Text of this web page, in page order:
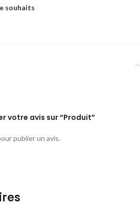
souhaits
votre avis sur “Produit”
publier un avis.